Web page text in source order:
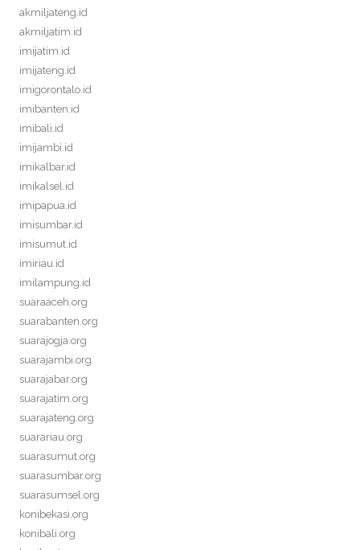
akmiljateng.id
akmiljatim.id
imijatim.id
imijateng.id
imigorontalo.id
imibanten.id
imibali.id
imijambi.id
imikalbar.id
imikalsel.id
imipapua.id
imisumbar.id
imisumut.id
imiriau.id
imilampung.id
suaraaceh.org
suarabanten.org
suarajogja.org
suarajambi.org
suarajabar.org
suarajatim.org
suarajateng.org
suarariau.org
suarasumut.org
suarasumbar.org
suarasumsel.org
konibekasi.org
konibali.org